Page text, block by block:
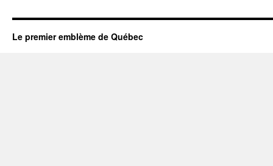
Le premier emblème de Québec